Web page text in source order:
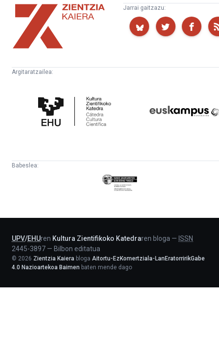
Zientzia
Kaiera
Jarrai gaitzazu:
Argitaratzailea:
Zientifikoko
Katedra
Babeslea:
Eusko
Jaurlaritza
UPV/EHUren Kultura Zientifikoko Katedraren bloga — ISSN
2445-3897 — Bilbon editatua
© 2026 Zientzia Kaiera bloga Aitortu-EzKomertziala-LanEratorririkGabe
4.0 Nazioartekoa Baimen baten mende dago